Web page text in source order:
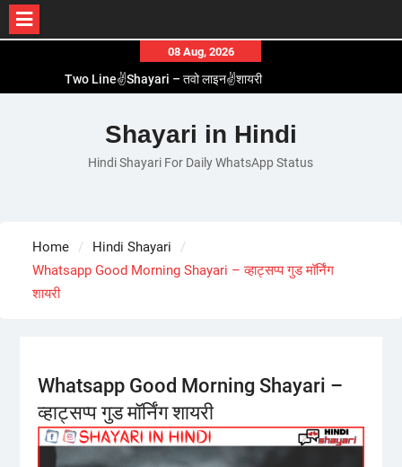
content
08 Aug, 2026
Two Line✌️Shayari – तवो लाइन✌️शायरी
Romantic Love😽Status – रोमांटिक लव😽स्टेटस
Love🥳Poetry In Hindi – लव🥳पोएट्री इन हिंदी
1 Line☝️Shayari In Hindi – १ लाइन☝️शायरी इन हिंदी
Shayari in Hindi
Hindi Shayari For Daily WhatsApp Status
Home
Hindi Shayari
Whatsapp Good Morning Shayari – व्हाट्सप्प गुड मॉर्निंग
शायरी
Whatsapp Good Morning Shayari –
व्हाट्सप्प गुड मॉर्निंग शायरी